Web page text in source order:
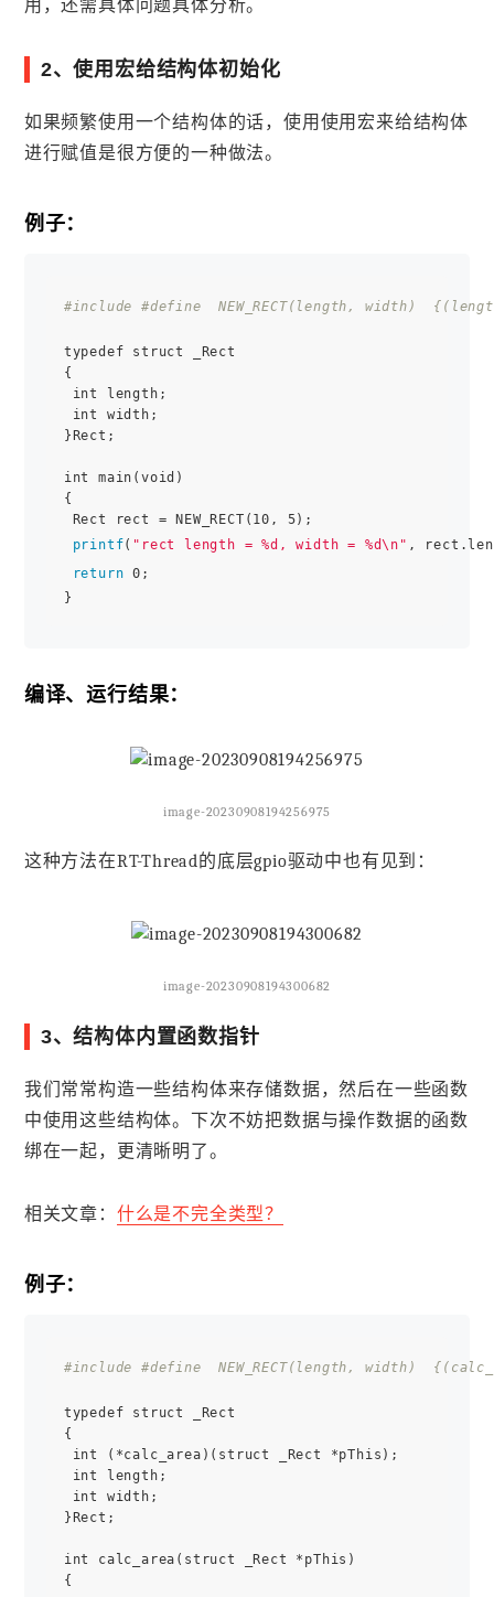
用，还需具体问题具体分析。
2、使用宏给结构体初始化
如果频繁使用一个结构体的话，使用使用宏来给结构体
进行赋值是很方便的一种做法。
例子：
#include #define  NEW_RECT(length, width)
typedef struct _Rect
{
int length;
int width;
}Rect;
int main(void)
{
Rect rect = NEW_RECT(10, 5);
printf( "rect length = %d, width = %d\n" ,
return 0;
编译、运行结果：
image-20230908194256975
这种方法在RT-Thread的底层gpio驱动中也有见到：
image-20230908194300682
3、结构体内置函数指针
我们常常构造一些结构体来存储数据，然后在一些函数
中使用这些结构体。下次不妨把数据与操作数据的函数
绑在一起，更清晰明了。
相关文章： 什么是不完全类型？
例子：
#include #define  NEW_RECT(length, width)
typedef struct _Rect
{
int (*calc_area)(struct _Rect *pThis);
int length;
int width;
}Rect;
int calc_area(struct _Rect *pThis)
{